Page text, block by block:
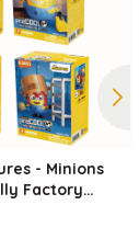
- Minions
Factory